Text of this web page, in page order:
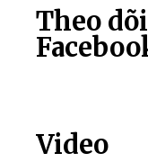
Theo
Video